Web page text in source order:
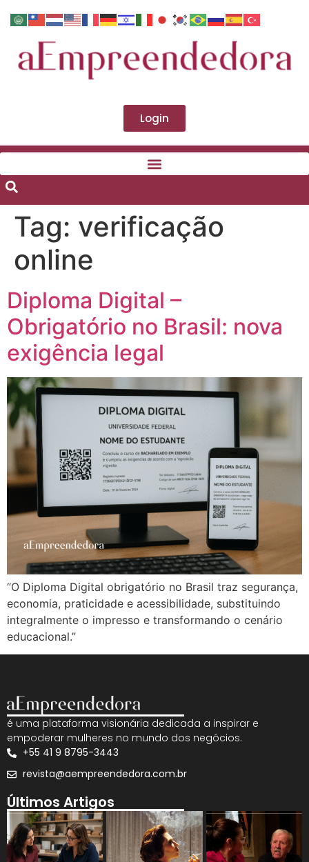
Login
Tag: verificação
online
Diploma Digital –
Obrigatório no Brasil: nova
exigência legal
“O Diploma Digital obrigatório no Brasil traz segurança,
economia, praticidade e acessibilidade, substituindo
integralmente o impresso e transformando o cenário
educacional.”
é uma plataforma visionária dedicada a inspirar e
empoderar mulheres no mundo dos negócios.
+55 41 9 8795-3443
revista@aempreendedora.com.br
Últimos Artigos